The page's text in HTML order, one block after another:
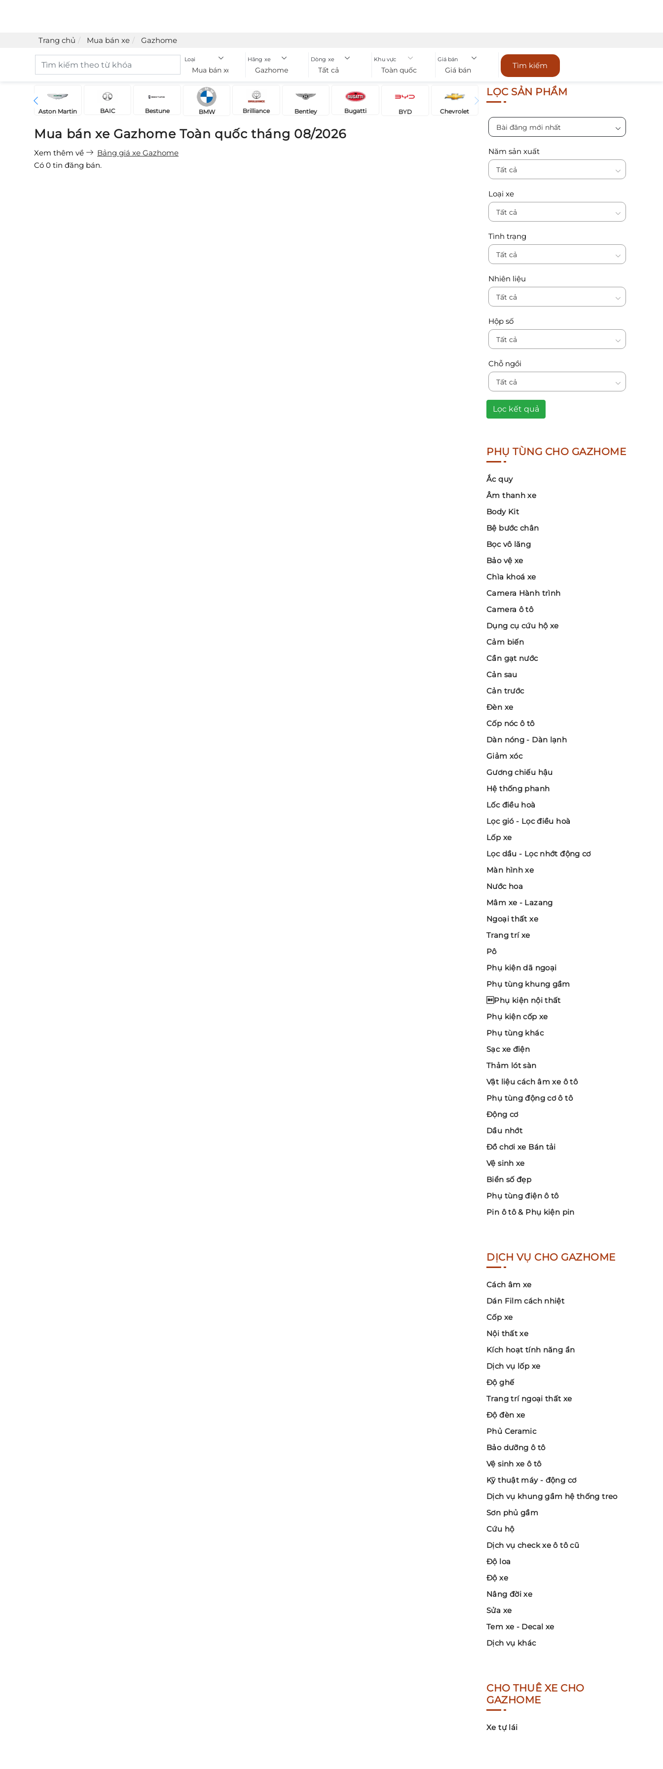
Trang chủ Mua bán xe Gazhome
Loại
Mua bán xe
Hãng xe
Gazhome
Dòng xe
Tất cả
Khu vực
Toàn quốc
Giá bán
Giá bán Tìm kiếm
Aston Martin BAIC Bestune BMW Brilliance Bentley Bugatti BYD Chevrolet
Mua bán xe Gazhome Toàn quốc tháng 08/2026
Xem thêm về
Bảng giá xe Gazhome
Có 0 tin đăng bán.
LỌC SẢN PHẨM
Bài đăng mới nhất
Năm sản xuất
Tất cả
Loại xe
Tất cả
Tình trạng
Tất cả
Nhiên liệu
Tất cả
Hộp số
Tất cả
Chỗ ngồi
Tất cả
Lọc kết quả
PHỤ TÙNG CHO GAZHOME
Ắc quy
Âm thanh xe
Body Kit
Bệ bước chân
Bọc vô lăng
Bảo vệ xe
Chìa khoá xe
Camera Hành trình
Camera ô tô
Dụng cụ cứu hộ xe
Cảm biến
Cần gạt nước
Cản sau
Cản trước
Đèn xe
Cốp nóc ô tô
Dàn nóng - Dàn lạnh
Giảm xóc
Gương chiếu hậu
Hệ thống phanh
Lốc điều hoà
Lọc gió - Lọc điều hoà
Lốp xe
Lọc dầu - Lọc nhớt động cơ
Màn hình xe
Nước hoa
Mâm xe - Lazang
Ngoại thất xe
Trang trí xe
Pô
Phụ kiện dã ngoại
Phụ tùng khung gầm
Phụ kiện nội thất
Phụ kiện cốp xe
Phụ tùng khác
Sạc xe điện
Thảm lót sàn
Vật liệu cách âm xe ô tô
Phụ tùng động cơ ô tô
Động cơ
Dầu nhớt
Đồ chơi xe Bán tải
Vệ sinh xe
Biển số đẹp
Phụ tùng điện ô tô
Pin ô tô & Phụ kiện pin
DỊCH VỤ CHO GAZHOME
Cách âm xe
Dán Film cách nhiệt
Cốp xe
Nội thất xe
Kích hoạt tính năng ẩn
Dịch vụ lốp xe
Độ ghế
Trang trí ngoại thất xe
Độ đèn xe
Phủ Ceramic
Bảo dưỡng ô tô
Vệ sinh xe ô tô
Kỹ thuật máy - động cơ
Dịch vụ khung gầm hệ thống treo
Sơn phủ gầm
Cứu hộ
Dịch vụ check xe ô tô cũ
Độ loa
Độ xe
Nâng đời xe
Sửa xe
Tem xe - Decal xe
Dịch vụ khác
CHO THUÊ XE CHO
GAZHOME
Xe tự lái